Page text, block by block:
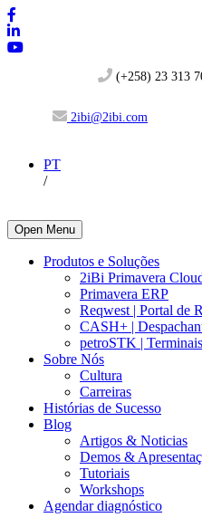
(+258) 23 313
2ibi@2ibi.com
PT
/
Open Menu
Produtos e Soluções
2iBi Primavera
Primavera ERP
Reqwest | Portal de
CASH+ |
petroSTK |
Sobre Nós
Cultura
Carreiras
Histórias de Sucesso
Blog
Artigos & Noticias
Demos &
Tutoriais
Workshops
Agendar diagnóstico